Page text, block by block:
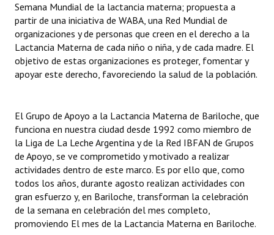
Actas de Sesión
Informes de Unidad Coordinadora
Ejecución Presupuestaria
NORMATIVA
Comunicaciones
Declaraciones
Resoluciones
Resoluciones de Presidencia
Semana Mundial de la lactancia materna; propuesta a
partir de una iniciativa de WABA, una Red Mundial de
organizaciones y de personas que creen en el derecho a la
Lactancia Materna de cada niño o niña, y de cada madre. El
objetivo de estas organizaciones es proteger, fomentar y
apoyar este derecho, favoreciendo la salud de la población.
El Grupo de Apoyo a la Lactancia Materna de Bariloche, que
funciona en nuestra ciudad desde 1992 como miembro de
la Liga de La Leche Argentina y de la Red IBFAN de Grupos
de Apoyo, se ve comprometido y motivado a realizar
actividades dentro de este marco. Es por ello que, como
todos los años, durante agosto realizan actividades con
gran esfuerzo y, en Bariloche, transforman la celebración
de la semana en celebración del mes completo,
promoviendo El mes de la Lactancia Materna en Bariloche.